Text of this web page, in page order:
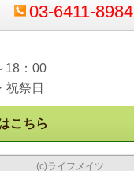
03-6411-8984
18：00
祝祭日
こちら
(c)ライフメイツ